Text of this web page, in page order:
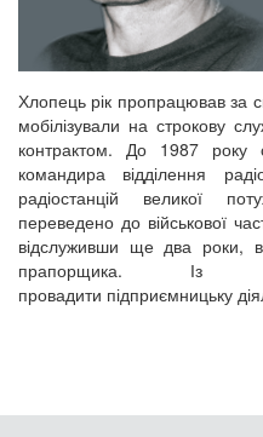
Хлопець рік пропрацював за
мобілізували на строкову
контрактом. До 1987 року
командира відділення
радіостанцій великої
переведено до військової
відслуживши ще два роки,
прапорщика.
провадити підприємницьку